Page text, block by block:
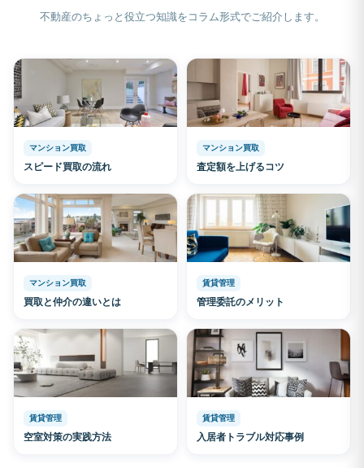
不動産のちょっと役立つ知識をコラム形式でご紹介します。
マンション買取
スピード買取の流れ
マンション買取
査定額を上げるコツ
マンション買取
買取と仲介の違いとは
賃貸管理
管理委託のメリット
賃貸管理
空室対策の実践方法
賃貸管理
入居者トラブル対応事例